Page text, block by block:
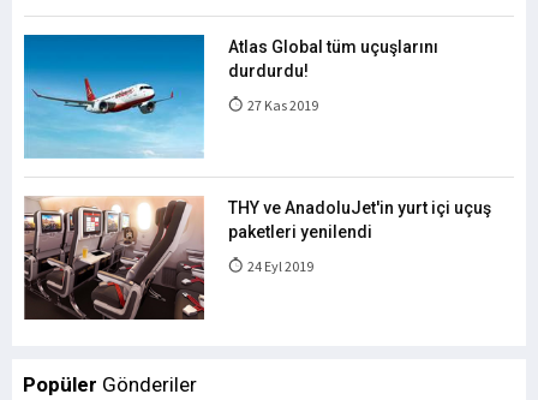
Atlas Global tüm uçuşlarını
durdurdu!
27 Kas 2019
THY ve AnadoluJet'in yurt içi uçuş
paketleri yenilendi
24 Eyl 2019
Popüler Gönderiler